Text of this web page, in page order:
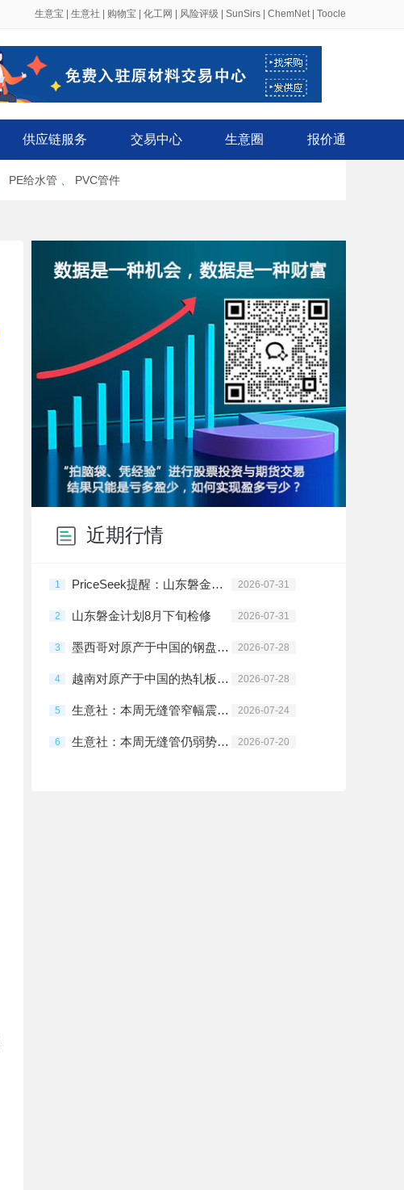
生意宝 生意社 购物宝 化工网 风险评级 SunSirs ChemNet| Toocle
供应链服务 交易中心 生意圈 报价通
PE给水管 PVC管件
近期行情
1 PriceSeek提醒：山东磐金钢管检修 影响无缝管产量 2026-07-31
2 山东磐金计划8月下旬检修 2026-07-31
3 墨西哥对原产于中国的钢盘条启动反倾销日落复审调查 2026-07-28
4 越南对原产于中国的热轧板卷启动反倾销第一次期中复审调查 2026-07-28
5 生意社：本周无缝管窄幅震荡（7.20-7.24） 2026-07-24
6 生意社：本周无缝管仍弱势走势为主 2026-07-20